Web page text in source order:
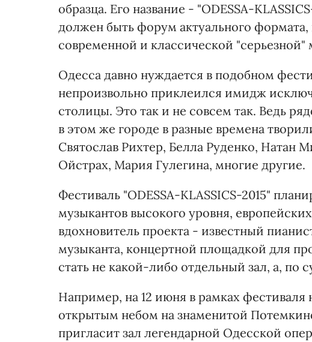
образца. Его название - "ODESSA-
должен быть форум актуального
современной и классической "серьезной"
Одесса давно нуждается в подобном
непроизвольно приклеился имидж
столицы. Это так и не совсем так. Ведь
в этом же городе в разные времена
Святослав Рихтер, Белла Руденко, Натан
Ойстрах, Мария Гулегина, многие другие.
Фестиваль "ODESSA-KLASSICS-2015"
музыкантов высокого уровня,
вдохновитель проекта - известный
музыканта, концертной площадкой для
стать не какой-либо отдельный зал, а, по
Например, на 12 июня в рамках
открытым небом на знаменитой
пригласит зал легендарной Одесской